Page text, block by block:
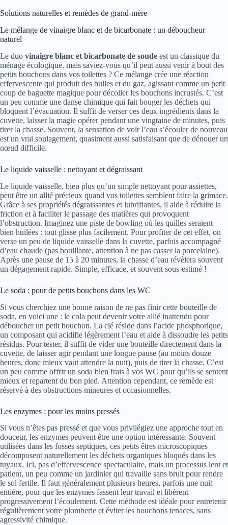
Solutions naturelles et remèdes de grand-mère
Le mélange de vinaigre blanc et de bicarbonate : un déboucheur
naturel
Le duo vinaigre blanc et bicarbonate de soude est un classique du
ménage écologique, mais saviez-vous qu’il peut aussi venir à bout des
petits bouchons dans vos toilettes ? Ce mélange crée une réaction
effervescente qui produit des bulles et du gaz, agissant comme un petit
coup de baguette magique pour décoller les bouchons incrustés. C’est
un peu comme une danse chimique qui fait bouger les déchets qui
bloquent l’évacuation. Il suffit de verser ces deux ingrédients dans la
cuvette, laisser la magie opérer pendant une vingtaine de minutes, puis
tirer la chasse. Souvent, la sensation de voir l’eau s’écouler de nouveau
est un vrai soulagement, quasiment aussi satisfaisant que de dénouer un
nœud difficile.
Le liquide vaisselle : nettoyant et dégraissant
Le liquide vaisselle, bien plus qu’un simple nettoyant pour assiettes,
peut être un allié précieux quand vos toilettes semblent faire la grimace.
Grâce à ses propriétés dégraissantes et lubrifiantes, il aide à réduire la
friction et à faciliter le passage des matières qui provoquent
l’obstruction. Imaginez une piste de bowling où les quilles seraient
bien huilées : tout glisse plus facilement. Pour profiter de cet effet, on
verse un peu de liquide vaisselle dans la cuvette, parfois accompagné
d’eau chaude (pas bouillante, attention à ne pas casser la porcelaine).
Après une pause de 15 à 20 minutes, la chasse d’eau révèlera souvent
un dégagement rapide. Simple, efficace, et souvent sous-estimé !
Le soda : pour de petits bouchons dans les WC
Si vous cherchiez une bonne raison de ne pas finir cette bouteille de
soda, en voici une : le cola peut devenir votre allié inattendu pour
déboucher un petit bouchon. La clé réside dans l’acide phosphorique,
un composant qui acidifie légèrement l’eau et aide à dissoudre les petits
résidus. Pour tester, il suffit de vider une bouteille directement dans la
cuvette, de laisser agir pendant une longue pause (au moins douze
heures, donc mieux vaut attendre la nuit), puis de tirer la chasse. C’est
un peu comme offrir un soda bien frais à vos WC pour qu’ils se sentent
mieux et repartent du bon pied. Attention cependant, ce remède est
réservé à des obstructions mineures et occasionnelles.
Les enzymes : pour les moins pressés
Si vous n’êtes pas pressé et que vous privilégiez une approche tout en
douceur, les enzymes peuvent être une option intéressante. Souvent
utilisées dans les fosses septiques, ces petits êtres microscopiques
décomposent naturellement les déchets organiques bloqués dans les
tuyaux. Ici, pas d’effervescence spectaculaire, mais un processus lent et
patient, un peu comme un jardinier qui travaille sans bruit pour rendre
le sol fertile. Il faut généralement plusieurs heures, parfois une nuit
entière, pour que les enzymes fassent leur travail et libèrent
progressivement l’écoulement. Cette méthode est idéale pour entretenir
régulièrement votre plomberie et éviter les bouchons tenaces, sans
agressivité chimique.